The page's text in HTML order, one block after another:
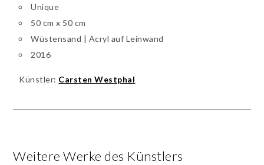
Unique
50 cm x 50 cm
Wüstensand | Acryl auf Leinwand
2016
Künstler: Carsten Westphal
Weitere Werke des Künstlers